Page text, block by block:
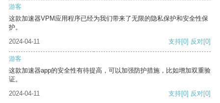
游客
这款加速器VPM应用程序已经为我们带来了无限的隐私保护和安全性保
护。
2024-04-11
支持[0] 反对[0]
游客
这款加速器app的安全性有待提高，可以加强防护措施，比如增加双重验
证。
2024-04-11
支持[0] 反对[0]